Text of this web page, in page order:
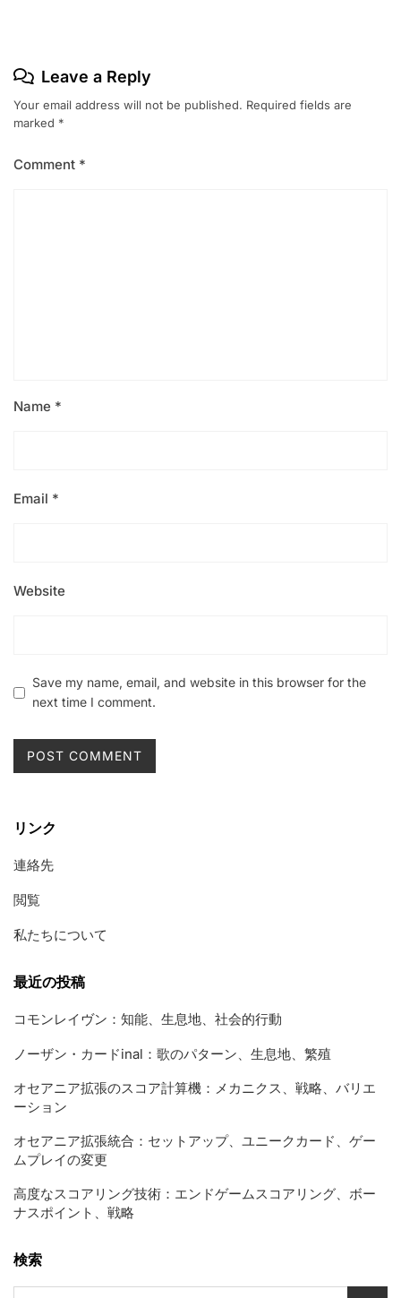
Leave a Reply
Your email address will not be published. Required fields are
marked *
Comment *
Name *
Email *
Website
Save my name, email, and website in this browser for the
next time I comment.
リンク
連絡先
閲覧
私たちについて
最近の投稿
コモンレイヴン：知能、生息地、社会的行動
ノーザン・カードinal：歌のパターン、生息地、繁殖
オセアニア拡張のスコア計算機：メカニクス、戦略、バリエ
ーション
オセアニア拡張統合：セットアップ、ユニークカード、ゲー
ムプレイの変更
高度なスコアリング技術：エンドゲームスコアリング、ボー
ナスポイント、戦略
検索